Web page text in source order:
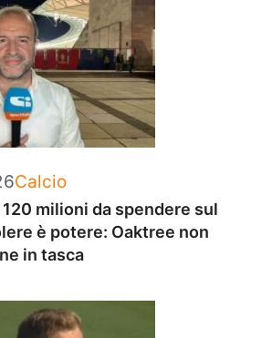
Categorie
Calcio
120 milioni da spendere sul
è potere: Oaktree non
in tasca